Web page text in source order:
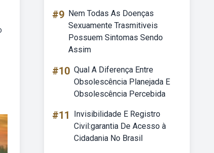
#9 Nem Todas As Doenças
Sexuamente Trasmitiveis
Possuem Sintomas Sendo
Assim
#10 Qual A Diferença Entre
Obsolescência Planejada E
Obsolescência Percebida
#11
Invisibilidade E Registro
Civil:garantia De Acesso à
Cidadania No Brasil